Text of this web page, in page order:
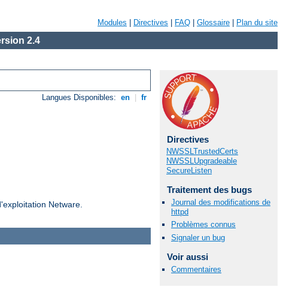
Modules Directives FAQ Glossaire Plan du site
2.4
Langues Disponibles: en fr
Netware.
Directives
NWSSLTrustedCerts
NWSSLUpgradeable
SecureListen
Traitement des bugs
Journal des modifications de
httpd
Problèmes connus
Signaler un bug
Voir aussi
Commentaires